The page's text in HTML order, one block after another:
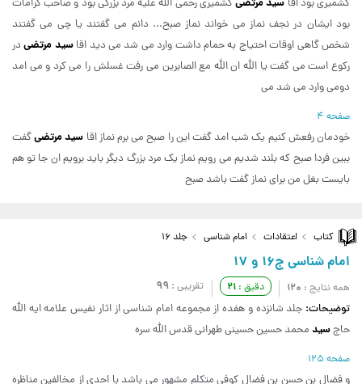
کشمیری بود اقا سید مرتضیکشمیری رحمی الله علیه مرد بزرگی بود و صاحب کرامات
بود ایشان در نجف نماز می خواند نماز صبح... دانم می گفتند یا چی می گفتند
شخص گاهی اوقات احتیاج به حمام داشت وارد می شد می دید اقاسید مرتضیدر
رکوع است می گفت یا الله ان الله مع الصابرین می رفت غسلش را می کرد و می امد
دومی وارد می شد می
صفحه 4
خودمان رفعش کنیم یک شب امد گفت این را صبح می برم نماز اقا سید مرتضیگفت
ببین فردا صبح که بلند شدیم می رویم نماز یک مرد بزرگ دیگر باید برویم ان جا تو هم
بایست بغل من برای نماز گفت باشد صبح
کتاب اعتقادات امام شناسی جلد 16
امام شناسی ج16 و 17
همه نتایج : 120 دقیق : 21 تقریبی : 99
توضیحات: جلد شانزده و هفده از مجموعه امام شناسی از اثار نفیس علامه ایه الله
حاجسید محمد حسین حسینی طهرانی قدس الله سره
صفحه 125
و فضال بن حسن بن فضال کوفی متکلم مشهور می باشد با احدی از مخالفین مناظره